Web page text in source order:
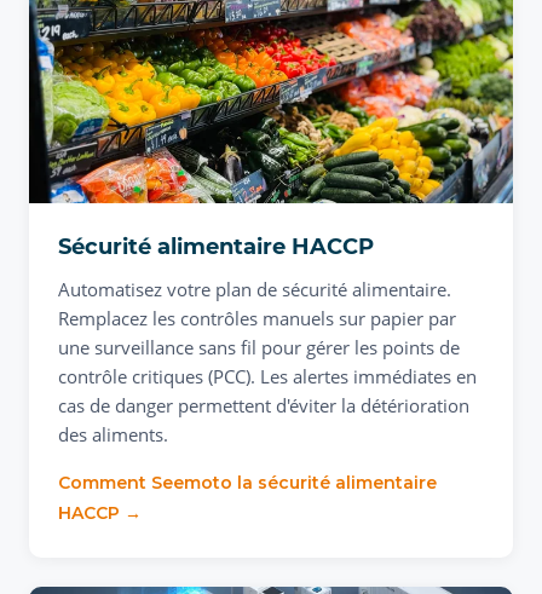
Sécurité alimentaire HACCP
Automatisez votre plan de sécurité alimentaire.
Remplacez les contrôles manuels sur papier par
une surveillance sans fil pour gérer les points de
contrôle critiques (PCC). Les alertes immédiates en
cas de danger permettent d'éviter la détérioration
des aliments.
Comment Seemoto la sécurité alimentaire
HACCP →